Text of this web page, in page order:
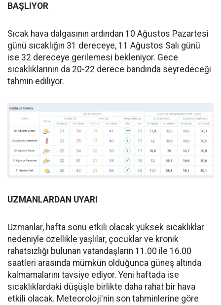
BAŞLIYOR
Sıcak hava dalgasının ardından 10 Ağustos Pazartesi
günü sıcaklığın 31 dereceye, 11 Ağustos Salı günü
ise 32 dereceye gerilemesi bekleniyor. Gece
sıcaklıklarının da 20-22 derece bandında seyredeceği
tahmin ediliyor.
UZMANLARDAN UYARI
Uzmanlar, hafta sonu etkili olacak yüksek sıcaklıklar
nedeniyle özellikle yaşlılar, çocuklar ve kronik
rahatsızlığı bulunan vatandaşların 11.00 ile 16.00
saatleri arasında mümkün olduğunca güneş altında
kalmamalarını tavsiye ediyor. Yeni haftada ise
sıcaklıklardaki düşüşle birlikte daha rahat bir hava
etkili olacak. Meteoroloji'nin son tahminlerine göre